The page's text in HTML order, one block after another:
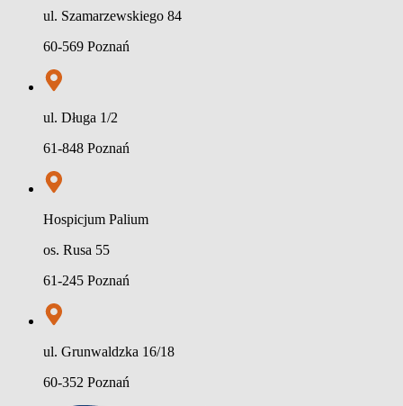
ul. Szamarzewskiego 84
60-569 Poznań
ul. Długa 1/2
61-848 Poznań
Hospicjum Palium
os. Rusa 55
61-245 Poznań
ul. Grunwaldzka 16/18
60-352 Poznań